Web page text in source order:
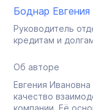
Боднар
Руководитель
кредитам и
Об авторе
Евгения
качество